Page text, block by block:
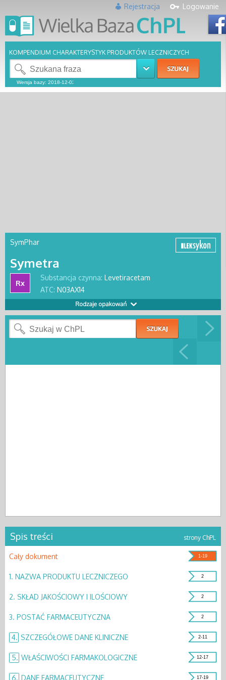
Logowanie
Rejestracja
KOMPENDIUM CHARAKTERYSTYK PRODUKTÓW LECZNICZYCH
SymPhar
Symetra
Substancja czynna: Levetiracetam
ATC: N03AX14
Rx
Spis treści strony ChPL
Cały dokument 1-19
1. NAZWA PRODUKTU LECZNICZEGO 2
2. SKŁAD JAKOŚCIOWY I ILOŚCIOWY 2
3. POSTAĆ FARMACEUTYCZNA 2
4. SZCZEGÓŁOWE DANE KLINICZNE 2-11
5. WŁAŚCIWOŚCI FARMAKOLOGICZNE 12-17
6. DANE FARMACEUTYCZNE 17-19